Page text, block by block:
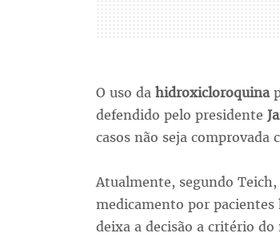
O uso da hidroxicloroquina
defendido pelo presidente
casos não seja comprovada
Atualmente, segundo Teich,
medicamento por pacientes
deixa a decisão a critério